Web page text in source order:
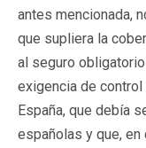
antes mencionada,
que supliera la
al seguro
exigencia de
España, que debía
españolas y que,